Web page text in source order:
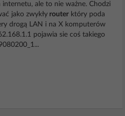
internetu, ale to nie ważne. Chodzi
jako zwykły router który poda
drogą LAN i na X komputerów
pojawia sie coś takiego